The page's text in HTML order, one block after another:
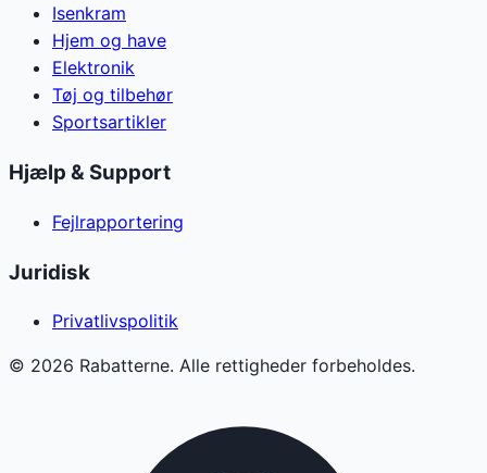
Isenkram
Hjem og have
Elektronik
Tøj og tilbehør
Sportsartikler
Hjælp & Support
Fejlrapportering
Juridisk
Privatlivspolitik
© 2026 Rabatterne. Alle rettigheder forbeholdes.